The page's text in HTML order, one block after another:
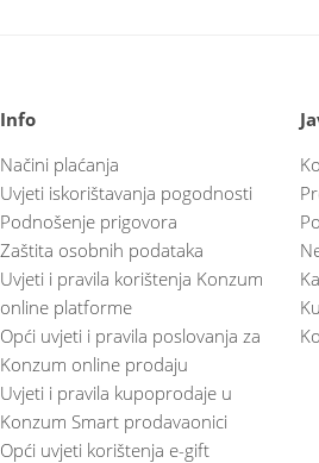
Info
Načini plaćanja
Uvjeti iskorištavanja pogodnosti
Podnošenje prigovora
Zaštita osobnih podataka
Uvjeti i pravila korištenja Konzum
online platforme
Opći uvjeti i pravila poslovanja za
Konzum online prodaju
Uvjeti i pravila kupoprodaje u
Konzum Smart prodavaonici
Opći uvjeti korištenja e-gift